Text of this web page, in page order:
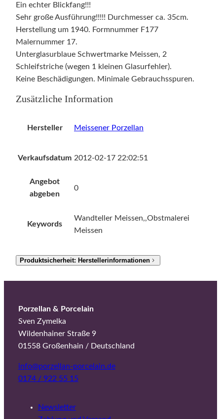
Ein echter Blickfang!!!
Sehr große Ausführung!!!!! Durchmesser ca. 35cm.
Herstellung um 1940. Formnummer F177
Malernummer 17.
Unterglasurblaue Schwertmarke Meissen, 2
Schleifstriche (wegen 1 kleinen Glasurfehler).
Keine Beschädigungen. Minimale Gebrauchsspuren.
Zusätzliche Information
Hersteller Meissener Porzellan
Verkaufsdatum 2012-02-17 22:02:51
Angebot
abgeben
0
Keywords
Wandteller Meissen,,Obstmalerei
Meissen
Produktsicherheit: Herstellerinformationen
Porzellan & Porcelain
Sven Zymelka
Wildenhainer Straße 9
01558 Großenhain / Deutschland
info@porzellan-porcelain.de
0174 / 922 55 15
Newsletter